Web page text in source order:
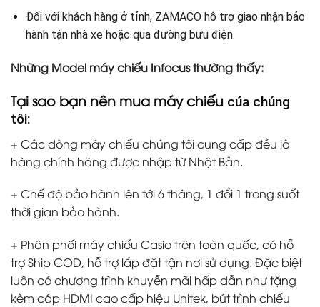
Đối với khách hàng ở tỉnh, ZAMACO hỗ trợ giao nhận bảo
hành tận nhà xe hoặc qua đường bưu điện.
Những Model máy chiếu Infocus thường thấy:
Tại sao bạn nên mua máy chiếu của chúng
tôi:
+ Các dòng máy chiếu chúng tôi cung cấp đều là
hàng chính hãng được nhập từ Nhật Bản.
+ Chế độ bảo hành lên tới 6 tháng, 1 đổi 1 trong suốt
thời gian bảo hành.
+ Phân phối máy chiếu Casio trên toàn quốc, có hỗ
trợ Ship COD, hỗ trợ lắp đặt tận nơi sử dụng. Đặc biệt
luôn có chương trình khuyễn mãi hấp dẫn như tặng
kèm cáp HDMI cao cấp hiệu Unitek, bút trình chiếu